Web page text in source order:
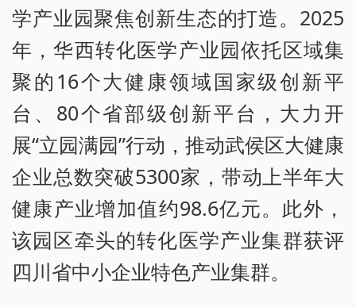
学产业园聚焦创新生态的打造。2025
年，华西转化医学产业园依托区域集
聚的16个大健康领域国家级创新平
台、80个省部级创新平台，大力开
展“立园满园”行动，推动武侯区大健康
企业总数突破5300家，带动上半年大
健康产业增加值约98.6亿元。此外，
该园区牵头的转化医学产业集群获评
四川省中小企业特色产业集群。